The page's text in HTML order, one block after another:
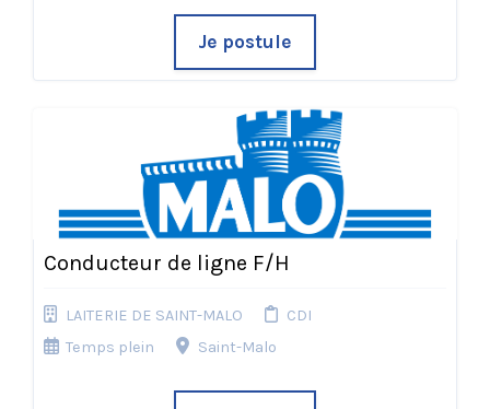
Je postule
Conducteur de ligne F/H
LAITERIE DE SAINT-MALO
CDI
Temps plein
Saint-Malo